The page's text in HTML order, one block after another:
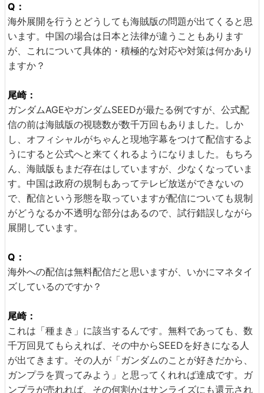
Q：
海外展開を行うとどうしても海賊版の問題が出てくると思
います。中国の場合は日本と法律が違うこともあります
が、これについて具体的・積極的な対応や対策は何かあり
ますか？
尾崎：
ガンダムAGEやガンダムSEEDが最たる例ですが、公式配
信の前は海賊版の視聴数が数千万回もありました。しか
し、オフィシャルがちゃんと現地字幕をつけて配信するよ
うにすると公式へと来てくれるようになりました。もちろ
ん、海賊版もまだ存在はしていますが、少なくなっていま
す。中国は政府の規制もあってテレビ放送ができないの
で、配信という形態を取っていますが配信についても規制
がどうなるか不透明な部分はあるので、試行錯誤しながら
展開しています。
Q：
海外への配信は無料配信だと思いますが、いかにマネタイ
ズしているのですか？
尾崎：
これは「種まき」に該当するんです。無料であっても、数
千万回見てもらえれば、その中からSEEDを好きになる人
が出てきます。その人が「ガンダムのことが好きだから、
ガンプラを買ってみよう」と思ってくれれば達成です。ガ
ンプラが売れれば、その何割かはサンライズにも還元され